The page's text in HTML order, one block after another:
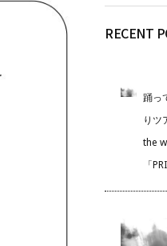
RECENT
踊っ
りツ
the
「